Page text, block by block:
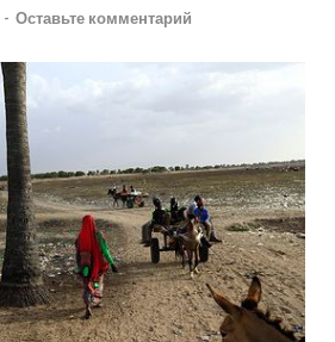
- Оставьте комментарий